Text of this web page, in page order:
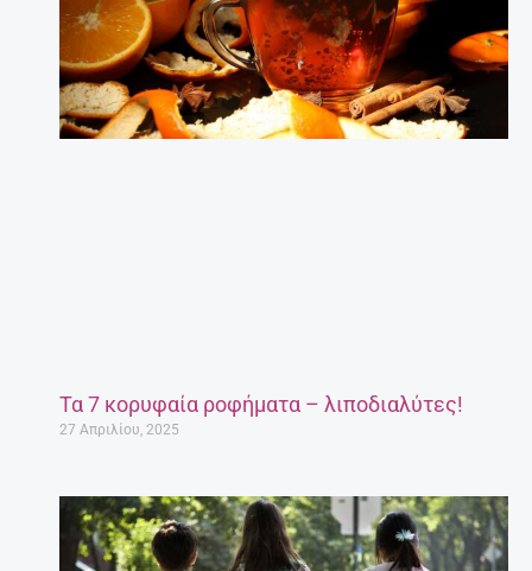
Τα 7 κορυφαία ροφήματα – λιποδιαλύτες!
27 Απριλίου, 2025